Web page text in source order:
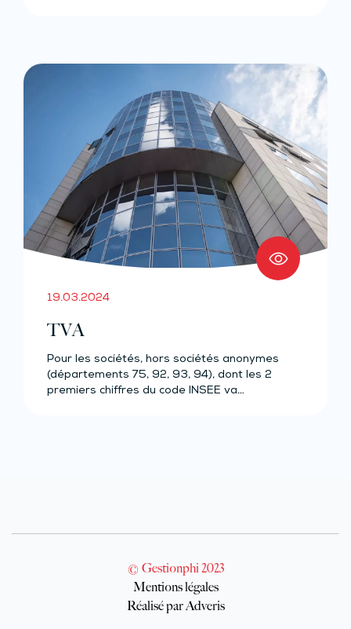
19.03.2024
TVA
Pour les sociétés, hors sociétés anonymes
(départements 75, 92, 93, 94), dont les 2
premiers chiffres du code INSEE va…
© Gestionphi 2023
Mentions légales
Réalisé par Adveris